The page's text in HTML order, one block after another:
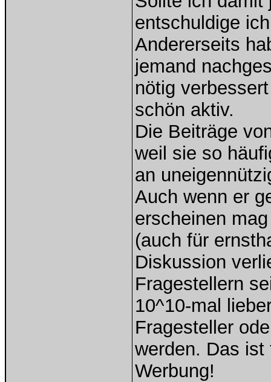
entschuldige
Andererseits
jemand
nötig
schön aktiv.
Die Beiträge
weil sie so
an
Auch wenn er
erscheinen
(auch für
Diskussion
Fragestellern
10^10-mal
Fragesteller
werden. Das
Werbung!